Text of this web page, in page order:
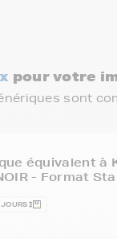
pour votre
sont
équivalent à
- Format